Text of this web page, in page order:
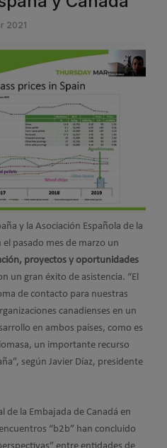
2021
y la Asociación Española de la
pasado mes de marzo un
proyectos y oportunidades
un gran éxito de asistencia. “El
de contacto para nuestras
canadienses en un
en ambos países, como es
un importante recurso
según Javier Díaz, presidente
de la Embajada de Canadá en
“b2b” han concluido